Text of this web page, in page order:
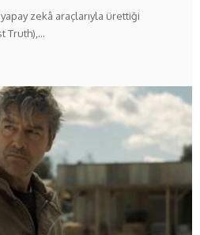
zekâ araçlarıyla ürettiği
Truth),…